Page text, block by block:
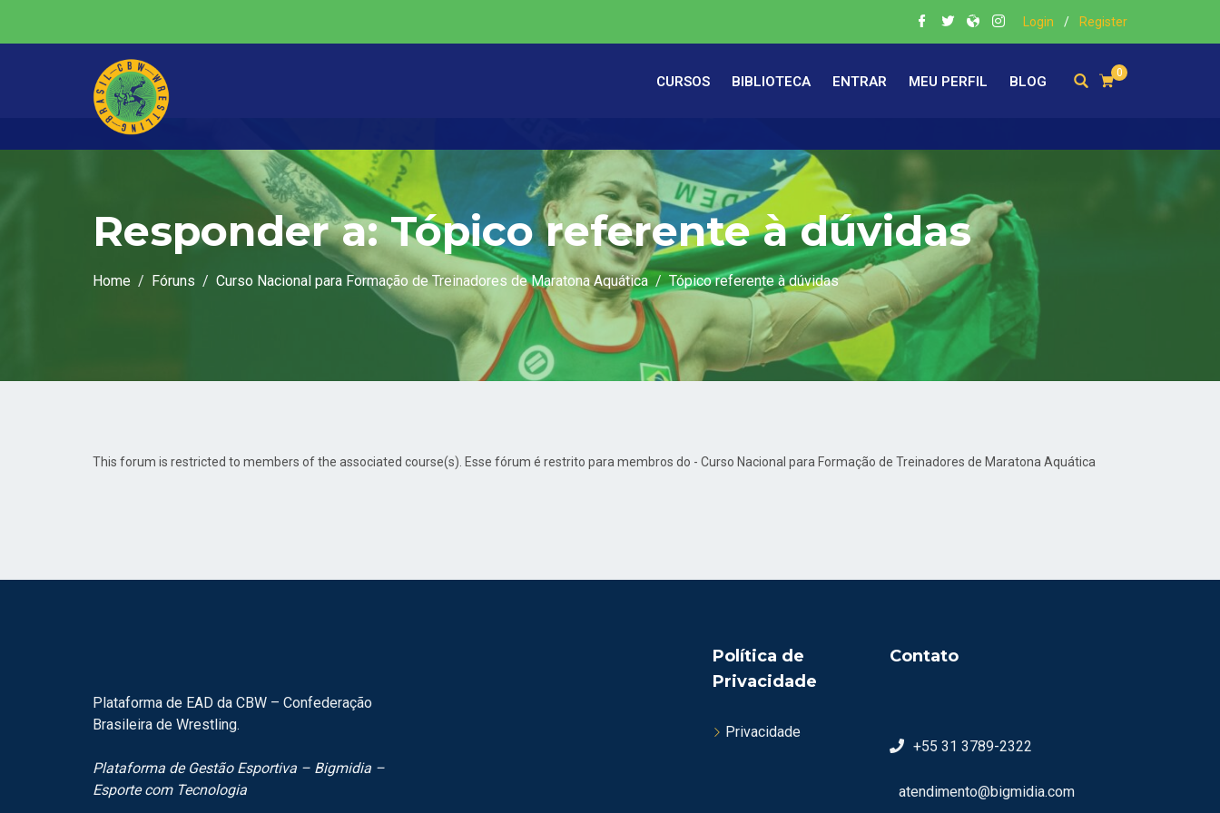
Login / Register
0
CURSOS BIBLIOTECA ENTRAR MEU PERFIL BLOG
Responder a: Tópico referente à dúvidas
Home Fóruns Curso Nacional para Formação de Treinadores de Maratona Aquática Tópico referente à dúvidas
This forum is restricted to members of the associated course(s). Esse fórum é restrito para membros do - Curso Nacional para Formação de Treinadores de Maratona Aquática
Plataforma de EAD da CBW – Confederação
Brasileira de Wrestling.
Plataforma de Gestão Esportiva – Bigmidia –
Esporte com Tecnologia
Política de
Privacidade
Privacidade
Contato
+55 31 3789-2322
atendimento@bigmidia.com